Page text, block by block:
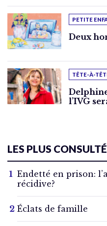
PETITE
Deux
TÊTE-À-
l’IVG
LES PLUS
Endetté en prison:
récidive?
Éclats de famille